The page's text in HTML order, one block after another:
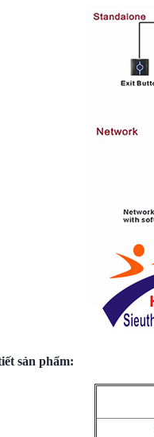
sản phẩm: